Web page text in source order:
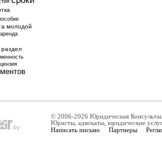
молодой
аренда
раздел
© 2006-2026 Юридическая
Юристы, адвокаты, юридические
Написать письмо Партнеры